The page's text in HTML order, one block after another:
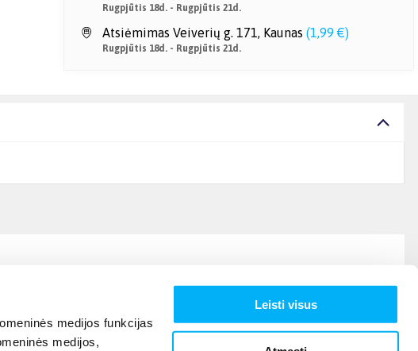
medijos funkcijas
medijos,
Leisti visus
Rugpjūtis 18d. - Rugpjūtis 21d.
Atsiėmimas Veiverių g. 171, Kaunas (1,99 €)
Rugpjūtis 18d. - Rugpjūtis 21d.